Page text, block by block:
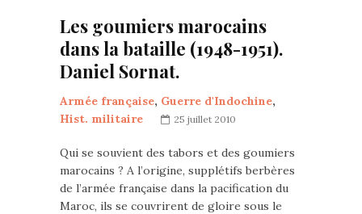
Les goumiers marocains
dans la bataille (1948-1951).
Daniel Sornat.
Armée française, Guerre d'Indochine,
Hist. militaire
25 juillet 2010
Qui se souvient des tabors et des goumiers
marocains ? A l’origine, supplétifs berbères
de l’armée française dans la pacification du
Maroc, ils se couvrirent de gloire sous le